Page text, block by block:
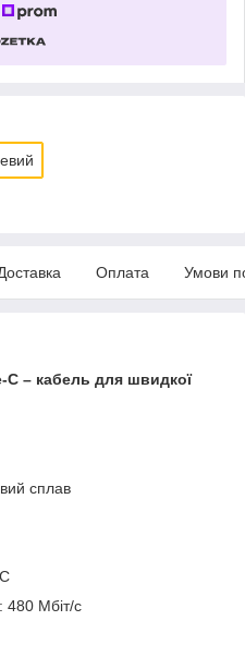
Оплата Умови
C – кабель для швидкої
сплав
480 Мбіт/с